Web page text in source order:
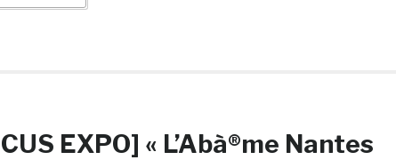
EXPO] « L’Abà®me Nantes